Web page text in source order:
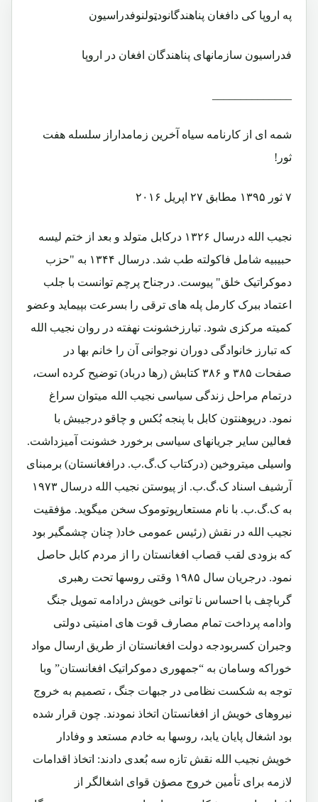
په اروپا کی دافغان پناهندگانودټولنوفدراسیون
فدراسیون سازمانهای پناهندگان افغان در اروپا
شمه ای از کارنامه سیاه آخرین زمامداراز سلسله هفت
ثور!
۷ ثور ۱۳۹۵ مطابق ۲۷ اپریل ۲۰۱۶
نجیب الله درسال ۱۳۲۶ درکابل متولد و بعد از ختم لیسه
حبیبیه شامل فاکولته طب شد. درسال ۱۳۴۴ به "حزب
دموکراتیک خلق" پیوست. درجناح پرچم توانست با جلب
اعتماد ببرک کارمل پله های ترقی را بسرعت بپیماید وعضو
کمیته مرکزی شود. تبارزخشونت نهفته در روان نجیب الله
که تبارز خانوادگی دوران نوجوانی آن را خانم بها در
صفحات ۳۸۵ و ۳۸۶ کتابش (رها درباد) توضیح کرده است،
درتمام مراحل زندگی سیاسی نجیب الله میتوان سراغ
نمود. درپوهنتون کابل با پنجه بُکس و چاقو درجیبش با
فعالین سایر جریانهای سیاسی برخورد خشونت آمیزداشت.
واسیلی میتروخین (درکتاب ک.گ.ب. درافغانستان) برمبنای
آرشیف اسناد ک.گ.ب. از پیوستن نجیب الله درسال ۱۹۷۳
به ک.گ.ب. با نام مستعارپوتوموک سخن میگوید. مؤفقیت
نجیب الله در نقش (رئیس عمومی خاد( چنان چشمگیر بود
که بزودی لقب قصاب افغانستان را از مردم کابل حاصل
نمود. درجریان سال ۱۹۸۵ وقتی روسها تحت رهبری
گرباچف با احساس نا توانی خویش درادامه تمویل جنگ
وادامه پرداخت تمام مصارف قوت های امنیتی دولتی
وجبران کسربودجه دولت افغانستان از طریق ارسال مواد
خوراکه وسامان به “جمهوری دموکراتیک افغانستان” وبا
توجه به شکست نظامی در جبهات جنگ ، تصمیم به خروج
نیروهای خویش از افغانستان اتخاذ نمودند. چون قرار شده
بود اشغال پایان یابد، روسها به خادم مستعد و وفادار
خویش نجیب الله نقش تازه سه بُعدی دادند: اتخاذ اقدامات
لازمه برای تأمین خروج مصؤن قوای اشغالگر از